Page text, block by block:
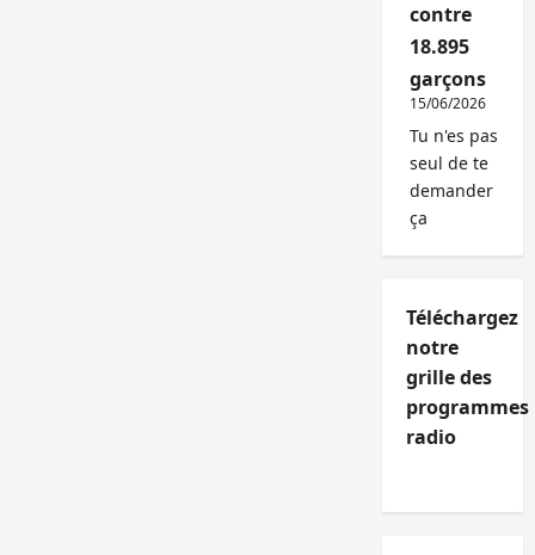
contre
18.895
garçons
15/06/2026
Tu n'es pas
seul de te
demander
ça
Téléchargez
notre
grille des
programmes
radio